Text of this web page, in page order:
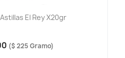
El Rey X20gr
($ 225 Gramo)